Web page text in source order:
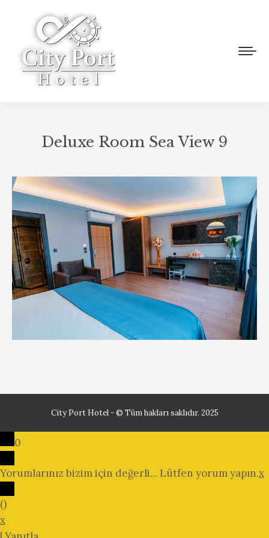
Deluxe Room Sea View 9
City Port Hotel - © Tüm hakları saklıdır. 2025
0
Yorumlarınız bizim için değerli... Lütfen yorum yapın.x
()
x